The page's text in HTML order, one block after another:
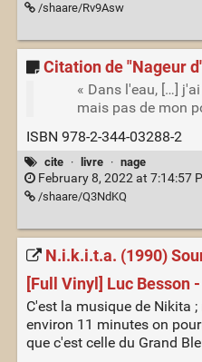
/shaare/Rv9Asw
Citation de "Nageur
« Dans l'eau, […]
mais pas de mon
ISBN 978-2-344-03288-2
cite · livre · nage
February 8, 2022 at 7:14:57
/shaare/Q3NdKQ
N.i.k.i.t.a. (1990)
[Full Vinyl] Luc Besson
C'est la musique de Nikita ;
environ 11 minutes on
que c'est celle du Grand